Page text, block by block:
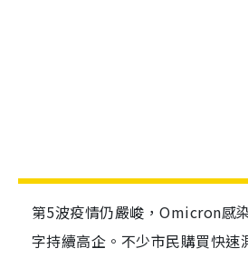
第5波疫情仍嚴峻，Omicron感
字持續高企。不少市民購買快速